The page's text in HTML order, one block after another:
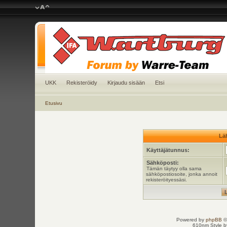
UKK Rekisteröidy Kirjaudu sisään Etsi
Etusivu
Käyttäjätunnus:
Sähköposti:
Tämän täytyy olla sama
sähköpostiosoite, jonka annoit
rekisteröityessäsi.
Powered by phpBB
610nm Style